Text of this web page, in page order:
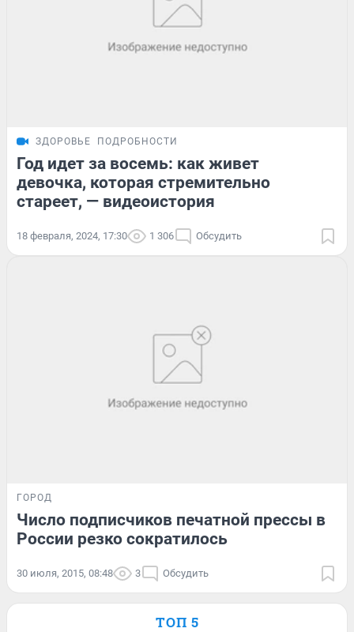
ЗДОРОВЬЕ ПОДРОБНОСТИ
Год идет за восемь: как живет
девочка, которая стремительно
стареет, — видеоистория
18 февраля, 2024, 17:30 1 306 Обсудить
ГОРОД
Число подписчиков печатной прессы в
России резко сократилось
30 июля, 2015, 08:48 3 Обсудить
ТОП 5